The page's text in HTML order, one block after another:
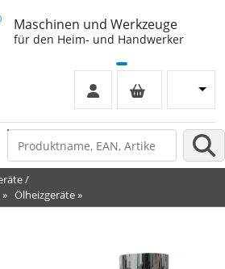
Maschinen und Werkzeuge
für den Heim- und Handwerker
/
» Ölheizgeräte»